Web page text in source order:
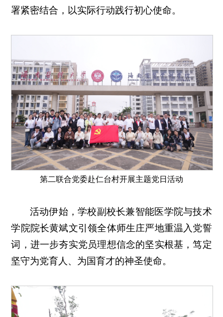
署紧密结合，以实际行动践行初心使命。
第二联合党委赴仁台村开展主题党日活动
活动伊始，学校副校长兼智能医学院与技术
学院院长黄斌文引领全体师生庄严地重温入党誓
词，进一步夯实党员理想信念的坚实根基，笃定
坚守为党育人、为国育才的神圣使命。